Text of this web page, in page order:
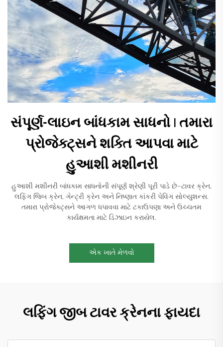
સંપૂર્ણ-લાઇન બાંધકામ સાધનો | તમારા
પ્રોજેક્ટ્સને શક્તિ આપવા માટે
હુઆશી મશીનરી
હુઆશી મશીનરી બાંધકામ સાધનોની સંપૂર્ણ શ્રેણી પૂરી પાડે છે—ટાવર ક્રેન,
લફિંગ જિબ ક્રેન, ગેન્ટ્રી ક્રેન અને નિષ્ણાત કાંકરી પેવિંગ સોલ્યુશન્સ.
તમારા પ્રોજેક્ટ્સને આગળ ધપાવવા માટે ટકાઉપણા અને ઉચ્ચતમ
કાર્યક્ષમતા માટે ડિઝાઇન કરાયેલ.
એક ખાતે મેળવો
લફિંગ જીબ ટાવર ક્રેનના ફાયદા